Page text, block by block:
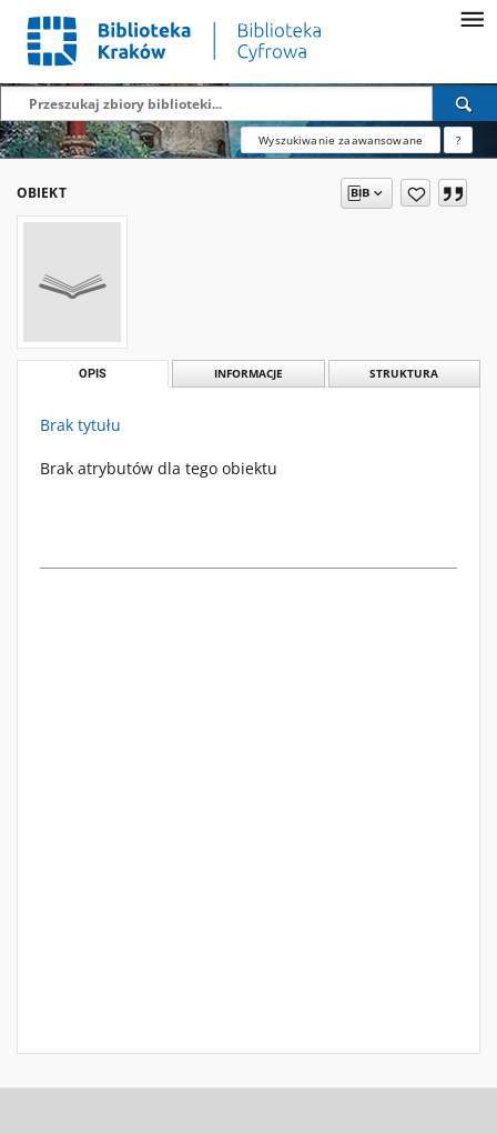
Wyszukiwanie zaawansowane ?
OBIEKT
OPIS INFORMACJE STRUKTURA
Brak tytułu
Brak atrybutów dla tego obiektu